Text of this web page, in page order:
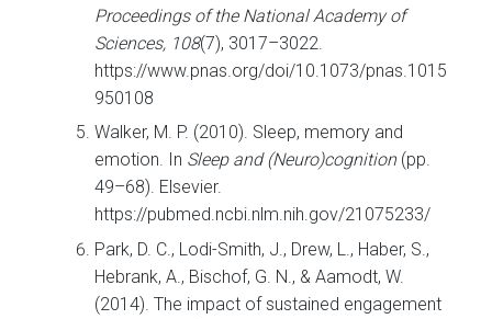
Proceedings of the National Academy of
Sciences, 108(7), 3017–3022.
https://www.pnas.org/doi/10.1073/pnas.1015
950108
Walker, M. P. (2010). Sleep, memory and
emotion. In Sleep and (Neuro)cognition(pp.
49–68). Elsevier.
https://pubmed.ncbi.nlm.nih.gov/21075233/
Park, D. C., Lodi-Smith, J., Drew, L., Haber, S.,
Hebrank, A., Bischof, G. N., & Aamodt, W.
(2014). The impact of sustained engagement